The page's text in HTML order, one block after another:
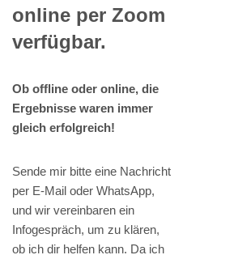
online per Zoom
verfügbar.
Ob offline oder online, die
Ergebnisse waren immer
gleich erfolgreich!
Sende mir bitte eine Nachricht
per E-Mail oder WhatsApp,
und wir vereinbaren ein
Infogespräch, um zu klären,
ob ich dir helfen kann. Da ich